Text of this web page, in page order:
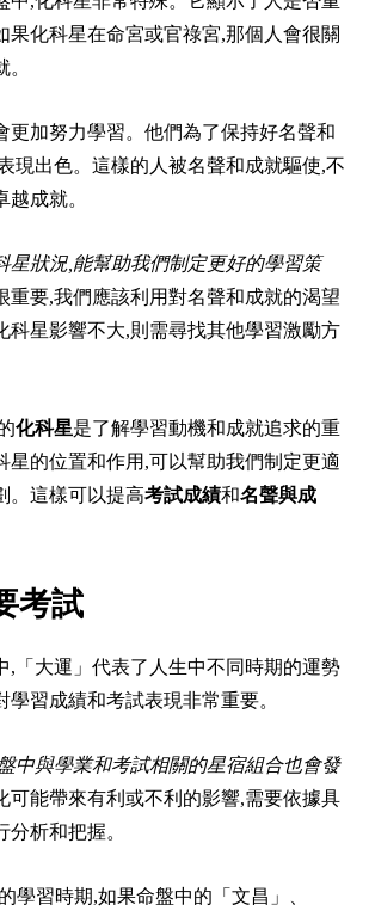
果化科星在命宮或官祿宮,那個人會很關
更加努力學習。他們為了保持好名聲和
現出色。這樣的人被名聲和成就驅使,不
成就。
星狀況,能幫助我們制定更好的學習策
重要,我們應該利用對名聲和成就的渴望
科星影響不大,則需尋找其他學習激勵方
化科星是了解學習動機和成就追求的重
星的位置和作用,可以幫助我們制定更適
。這樣可以提高考試成績和名聲與成
考試
,「大運」代表了人生中不同時期的運勢
學習成績和考試表現非常重要。
中與學業和考試相關的星宿組合也會發
可能帶來有利或不利的影響,需要依據具
析和把握。
學習時期,如果命盤中的「文昌」、